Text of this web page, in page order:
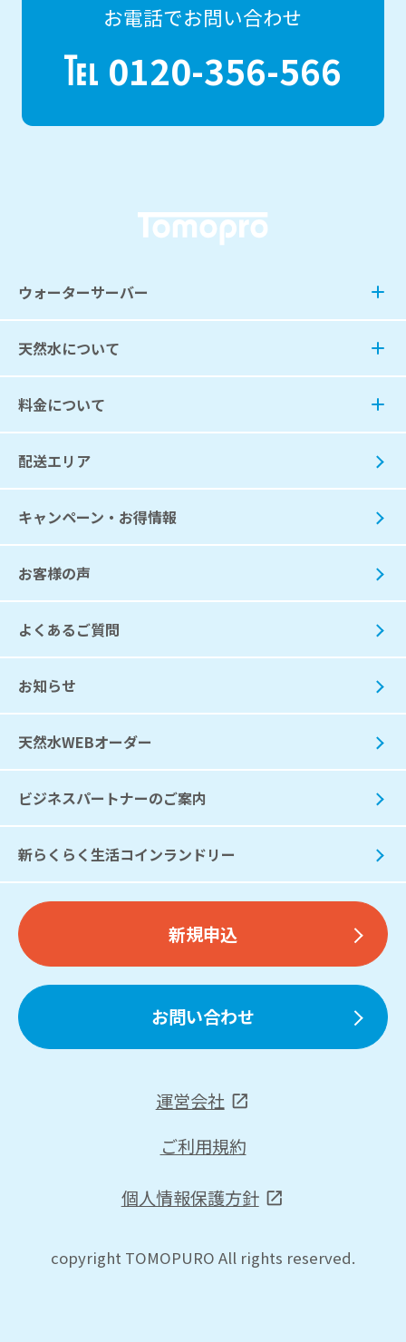
お電話でお問い合わせ
0120-356-566
ウォーターサーバー
天然水について
料金について
配送エリア
キャンペーン・お得情報
お客様の声
よくあるご質問
お知らせ
天然水WEBオーダー
ビジネスパートナーのご案内
新らくらく生活コインランドリー
新規申込
お問い合わせ
運営会社
ご利用規約
個人情報保護方針
copyright TOMOPURO All rights reserved.